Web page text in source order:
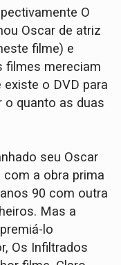
O
Oscar de atriz
filme) e
filmes mereciam
existe o DVD para
o quanto as duas
seu Oscar
a obra prima
90 com outra
Mas a
lo
Os Infiltrados